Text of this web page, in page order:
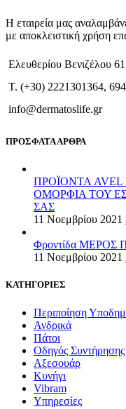
Η εταιρεία μας
με αποκλειστική χρήση
Ελευθερίου Βενιζέλου
T. (+30) 2221301364,
info@dermatoslife.gr
ΠΡΟΣΦΑΤΑ ΑΡΘΡΑ
ΠΡΟΪΟΝΤΑ
ΟΜΟΡΦΙΑ ΤΟΥ
ΣΑΣ
11 Νοεμβρίου 2021
Φροντίδα
11 Νοεμβρίου 2021
ΚΑΤΗΓΟΡΙΕΣ
Περιποίηση
Ανδρικά
Πάτοι
Οδηγός Συντήρησης
Αξεσουάρ
Κυνήγι
Vibram
Υπηρεσίες